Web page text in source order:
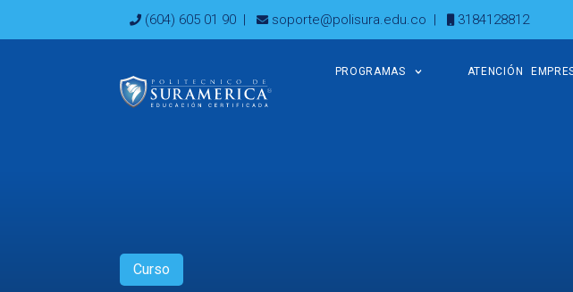
(604) 605 01 90 | soporte@polisura.edu.co | 3184128812
PROGRAMAS ATENCIÓN
Curso